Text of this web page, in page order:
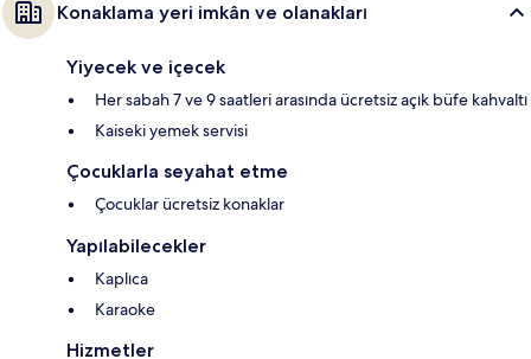
Konaklama yeri imkân ve olanakları
Yiyecek ve içecek
Her sabah 7 ve 9 saatleri arasında ücretsiz açık büfe kahvaltı
Kaiseki yemek servisi
Çocuklarla seyahat etme
Çocuklar ücretsiz konaklar
Yapılabilecekler
Kaplıca
Karaoke
Hizmetler